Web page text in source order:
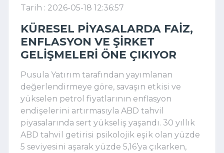
Tarih : 2026-05-18 12:36:57
KÜRESEL PIYASALARDA FAIZ,
ENFLASYON VE ŞIRKET
GELIŞMELERI ÖNE ÇIKIYOR
Pusula Yatırım tarafından yayımlanan
değerlendirmeye göre, savaşın etkisi ve
yükselen petrol fiyatlarının enflasyon
endişelerini artırmasıyla ABD tahvil
piyasalarında sert yükseliş yaşandı. 30 yıllık
ABD tahvil getirisi psikolojik eşik olan yüzde
5 seviyesini aşarak yüzde 5,16’ya çıkarken,